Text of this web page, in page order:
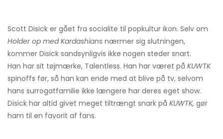
Scott Disick er gået fra socialite til popkultur ikon. Selv om
Holder op med Kardashians nærmer sig slutningen,
kommer Disick sandsynligvis ikke nogen steder snart.
Han har sit tøjmærke, Talentless. Han har været på KUWTK
spinoffs før, så han kan ende med at blive på tv, selvom
hans surrogatfamilie ikke længere har deres eget show.
Disick har altid givet meget tiltrængt snark på KUWTK, gør
ham til en favorit af fans.